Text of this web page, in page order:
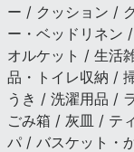
ー / クッション /
ー・ベッドリネン
オルケット / 生活
品・トイレ収納 /
うき / 洗濯用品 /
ごみ箱 / 灰皿 / テ
パ / バスケット・